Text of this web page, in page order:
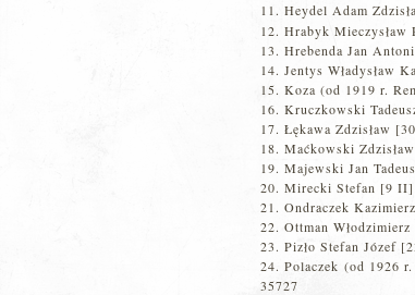
Heydel Adam
Hrabyk
Hrebenda Jan
Jentys Władysław
Koza (od 1919 r.
Kruczkowski
Łękawa Zdzisław
Maćkowski
Majewski Jan
Mirecki Stefan [9
Ondraczek
Ottman
Pizło Stefan Józef
Polaczek (od 1926
35727